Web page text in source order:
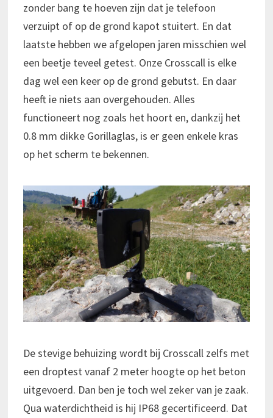
zonder bang te hoeven zijn dat je telefoon
verzuipt of op de grond kapot stuitert. En dat
laatste hebben we afgelopen jaren misschien wel
een beetje teveel getest. Onze Crosscall is elke
dag wel een keer op de grond gebutst. En daar
heeft ie niets aan overgehouden. Alles
functioneert nog zoals het hoort en, dankzij het
0.8 mm dikke Gorillaglas, is er geen enkele kras
op het scherm te bekennen.
De stevige behuizing wordt bij Crosscall zelfs met
een droptest vanaf 2 meter hoogte op het beton
uitgevoerd. Dan ben je toch wel zeker van je zaak.
Qua waterdichtheid is hij IP68 gecertificeerd. Dat